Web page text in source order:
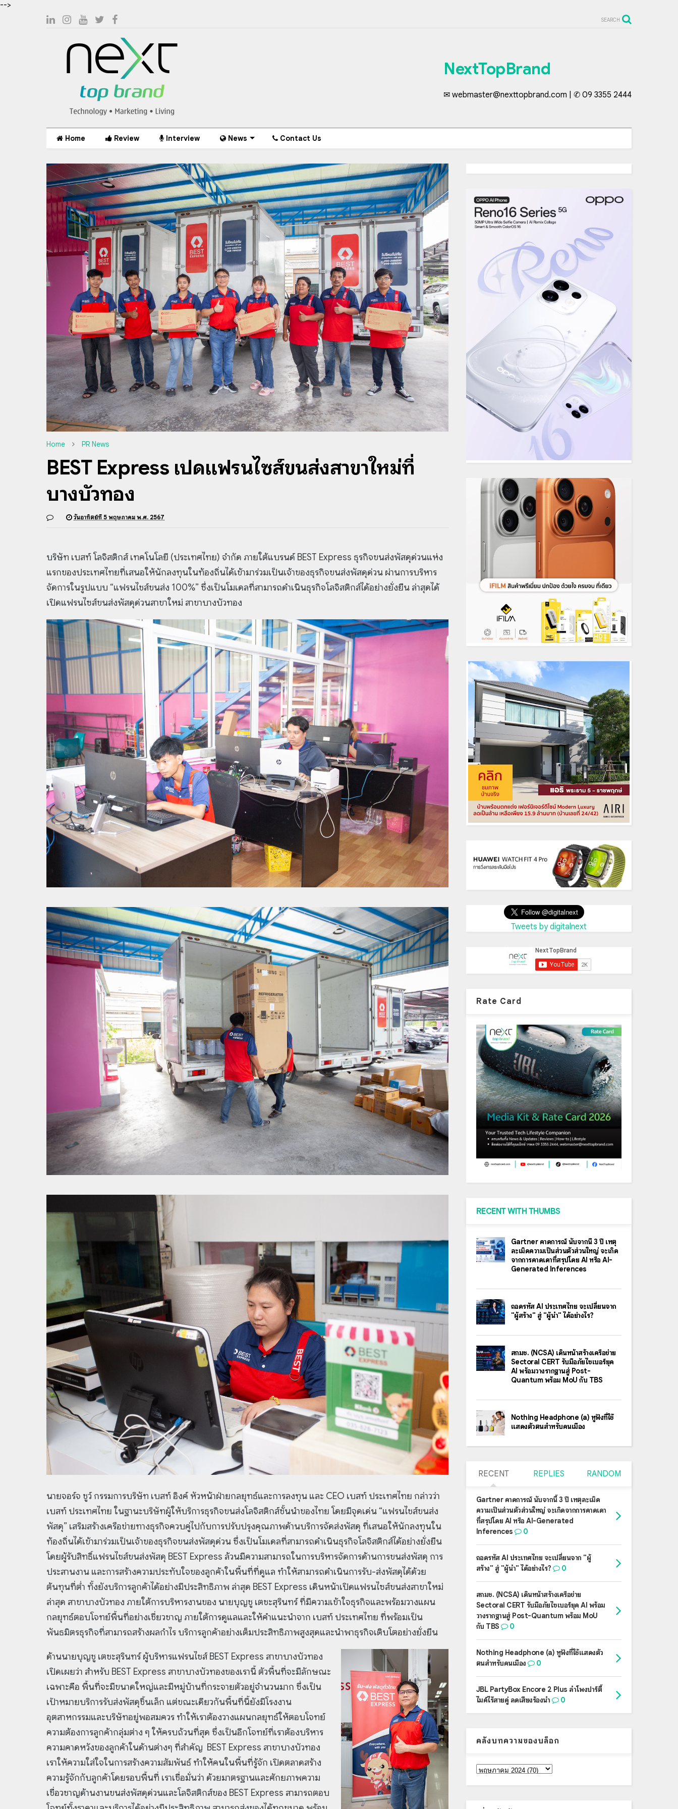
-->
SEARCH
NextTopBrand
✉ webmaster@nexttopbrand.com | ✆ 09 3355 2444
Home Review Interview News Contact Us
Home PR News
BEST Express เปิดแฟรนไซส์ขนส่งสาขาใหม่ที่
บางบัวทอง
วันอาทิตย์ที่ 5 พฤษภาคม พ.ศ. 2567
บริษัท เบสท์ โลจิสติกส์ เทคโนโลยี (ประเทศไทย) จำกัด ภายใต้แบรนด์ BEST Express ธุรกิจขนส่งพัสดุด่วนแห่ง
แรกของประเทศไทยที่เสนอให้นักลงทุนในท้องถิ่นได้เข้ามาร่วมเป็นเจ้าของธุรกิจขนส่งพัสดุด่วน ผ่านการบริหาร
จัดการในรูปแบบ “แฟรนไชส์ขนส่ง 100%” ซึ่งเป็นโมเดลที่สามารถดำเนินธุรกิจโลจิสติกส์ได้อย่างยั่งยืน ล่าสุดได้
เปิดแฟรนไซส์ขนส่งพัสดุด่วนสาขาใหม่ สาขาบางบัวทอง
นายจอร์จ ชูว์ กรรมการบริษัท เบสท์ อิงค์ หัวหน้าฝ่ายกลยุทธ์และการลงทุน และ CEO เบสท์ ประเทศไทย กล่าวว่า
เบสท์ ประเทศไทย ในฐานะบริษัทผู้ให้บริการธุรกิจขนส่งโลจิสติกส์ชั้นนำของไทย โดยมีจุดเด่น “แฟรนไชส์ขนส่ง
พัสดุ” เสริมสร้างเครือข่ายทางธุรกิจควบคู่ไปกับการปรับปรุงคุณภาพด้านบริการจัดส่งพัสดุ ที่เสนอให้นักลงทุนใน
ท้องถิ่นได้เข้ามาร่วมเป็นเจ้าของธุรกิจขนส่งพัสดุด่วน ซึ่งเป็นโมเดลที่สามารถดำเนินธุรกิจโลจิสติกส์ได้อย่างยั่งยืน
โดยผู้รับสิทธิ์แฟรนไชส์ขนส่งพัสดุ BEST Express ล้วนมีความสามารถในการบริหารจัดการด้านการขนส่งพัสดุ การ
ประสานงาน และการสร้างความประทับใจของลูกค้าในพื้นที่ที่ดูแล ทำให้สามารถดำเนินการรับ-ส่งพัสดุได้ด้วย
ต้นทุนที่ต่ำ ทั้งยังบริการลูกค้าได้อย่างมีประสิทธิภาพ ล่าสุด BEST Express เดินหน้าเปิดแฟรนไซส์ขนส่งสาขาใหม่
ล่าสุด สาขาบางบัวทอง ภายใต้การบริหารงานของ นายบุญชู เตชะสุรินทร์ ที่มีความเข้าใจธุรกิจและพร้อมวางแผน
กลยุทธ์ตอบโจทย์พื้นที่อย่างเชี่ยวชาญ ภายใต้การดูแลและให้คำแนะนำจาก เบสท์ ประเทศไทย ที่พร้อมเป็น
พันธมิตรธุรกิจที่สามารถสร้างผลกำไร บริการลูกค้าอย่างเต็มประสิทธิภาพสูงสุดและนำพาธุรกิจเติบโตอย่างยั่งยืน
ด้านนายบุญชู เตชะสุรินทร์ ผู้บริหารแฟรนไชส์ BEST Express สาขาบางบัวทอง
เปิดเผยว่า สำหรับ BEST Express สาขาบางบัวทองของเรานี้ ตัวพื้นที่จะมีลักษณะ
เฉพาะคือ พื้นที่จะมีขนาดใหญ่และมีหมู่บ้านที่กระจายตัวอยู่จำนวนมาก ซึ่งเป็น
เป้าหมายบริการรับส่งพัสดุชิ้นเล็ก แต่ขณะเดียวกันพื้นที่นี้ยังมีโรงงาน
อุตสาหกรรมและบริษัทอยู่พอสมควร ทำให้เราต้องวางแผนกลยุทธ์ให้ตอบโจทย์
ความต้องการลูกค้ากลุ่มต่าง ๆ ให้ครบถ้วนที่สุด ซึ่งเป็นอีกโจทย์ที่เราต้องบริหาร
ความคาดหวังของลูกค้าในด้านต่างๆ ที่สำคัญ BEST Express สาขาบางบัวทอง
เราให้ความใส่ใจในการสร้างความสัมพันธ์ ทำให้คนในพื้นที่รู้จัก เปิดตลาดสร้าง
ความรู้จักกับลูกค้าโดยรอบพื้นที่ เราเชื่อมั่นว่า ด้วยมาตรฐานและศักยภาพความ
เชื่อวชาญด้านงานขนส่งพัสดุด่วนและโลจิสติกส์ของ BEST Express สามารถตอบ
Tweets by digitalnext
Rate Card
RECENT WITH THUMBS
Gartner คาดการณ์ นับจากนี้ 3 ปี เหตุ
ละเมิดความเป็นส่วนตัวส่วนใหญ่ จะเกิด
จากการคาดเดาที่สรุปโดย AI หรือ AI-
Generated Inferences
ถอดรหัส AI ประเทศไทย จะเปลี่ยนจาก
"ผู้สร้าง" สู่ "ผู้นำ" ได้อย่างไร?
สกมช. (NCSA) เดินหน้าสร้างเครือข่าย
Sectoral CERT รับมือภัยไซเบอร์ยุค
AI พร้อมวางรากฐานสู่ Post-
Quantum พร้อม MoU กับ TBS
Nothing Headphone (a) หูฟังที่ใช้
แสดงตัวตนสำหรับคนเมือง
RECENT REPLIES RANDOM
Gartner คาดการณ์ นับจากนี้ 3 ปี เหตุละเมิด
ความเป็นส่วนตัวส่วนใหญ่ จะเกิดจากการคาดเดา
ที่สรุปโดย AI หรือ AI-Generated
Inferences
0
ถอดรหัส AI ประเทศไทย จะเปลี่ยนจาก "ผู้
สร้าง" สู่ "ผู้นำ" ได้อย่างไร?
0
สกมช. (NCSA) เดินหน้าสร้างเครือข่าย
Sectoral CERT รับมือภัยไซเบอร์ยุค AI พร้อม
วางรากฐานสู่ Post-Quantum พร้อม MoU
กับ TBS
0
Nothing Headphone (a) หูฟังที่ใช้แสดงตัว
ตนสำหรับคนเมือง
0
JBL PartyBox Encore 2 Plus ลำโพงปาร์ตี้
ไมค์ไร้สายคู่ ลดเสียงร้องนำ
0
คลังบทความของบล็อก